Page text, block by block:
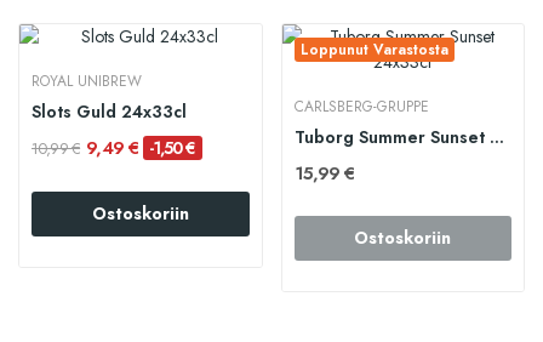
ROYAL UNIBREW
Slots Guld 24x33cl
10,99 € 9,49 € -1,50 €
Ostoskoriin
Loppunut Varastosta
CARLSBERG-GRUPPE
Tuborg Summer Sunset 24x33cl
15,99 €
Ostoskoriin